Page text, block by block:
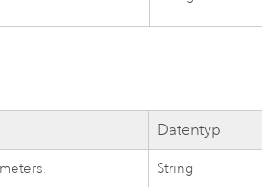
Datentyp
String